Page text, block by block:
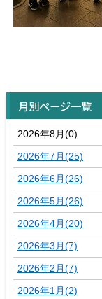
月別ページ一覧
2026年8月(0)
2026年7月(25)
2026年6月(26)
2026年5月(26)
2026年4月(20)
2026年3月(7)
2026年2月(7)
2026年1月(2)